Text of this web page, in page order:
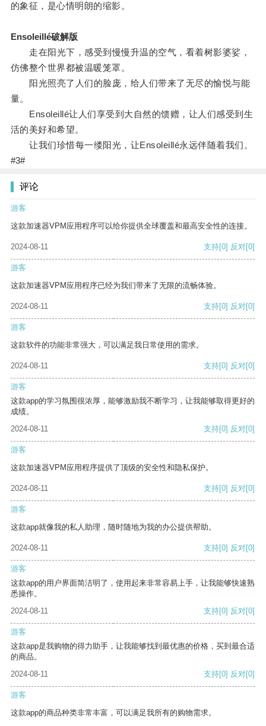
的象征，是心情明朗的缩影。
Ensoleillé破解版
走在阳光下，感受到慢慢升温的空气，看着树影婆娑，
仿佛整个世界都被温暖笼罩。
阳光照亮了人们的脸庞，给人们带来了无尽的愉悦与能
量。
Ensoleillé让人们享受到大自然的馈赠，让人们感受到生
活的美好和希望。
让我们珍惜每一缕阳光，让Ensoleillé永远伴随着我们。
#3#
评论
游客
这款加速器VPM应用程序可以给你提供全球覆盖和最高安全性的连接。
2024-08-11 支持[0] 反对[0]
游客
这款加速器VPM应用程序已经为我们带来了无限的流畅体验。
2024-08-11 支持[0] 反对[0]
游客
这款软件的功能非常强大，可以满足我日常使用的需求。
2024-08-11 支持[0] 反对[0]
游客
这款app的学习氛围很浓厚，能够激励我不断学习，让我能够取得更好的
成绩。
2024-08-11
支持[0] 反对[0]
游客
这款加速器VPM应用程序提供了顶级的安全性和隐私保护。
2024-08-11 支持[0] 反对[0]
游客
这款app就像我的私人助理，随时随地为我的办公提供帮助。
2024-08-11 支持[0] 反对[0]
游客
这款app的用户界面简洁明了，使用起来非常容易上手，让我能够快速熟
悉操作。
2024-08-11
支持[0] 反对[0]
游客
这款app是我购物的得力助手，让我能够找到最优惠的价格，买到最合适
的商品。
2024-08-11
支持[0] 反对[0]
游客
这款app的商品种类非常丰富，可以满足我所有的购物需求。